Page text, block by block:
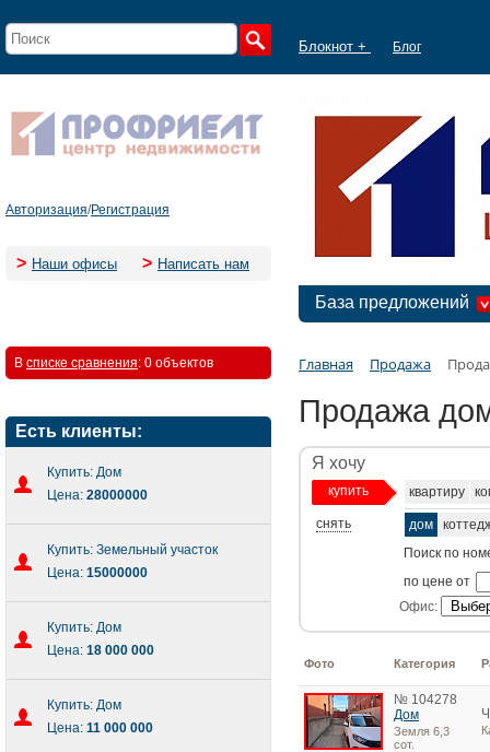
Блокнот + Блог
Авторизация/Регистрация
> Наши офисы > Написать нам
База предложений
В списке сравнения: 0 объектов
Есть клиенты:
Купить: Дом
Цена: 28000000
Купить: Земельный участок
Цена: 15000000
Купить: Дом
Цена: 18 000 000
Купить: Дом
Цена: 11 000 000
Главная Продажа
Продажа
Я хочу
купить
снять
квартиру
дом
Поиск по
по цене от
Офис:
Фото Категория
№ 104278
Дом
Земля 6,3
сот.